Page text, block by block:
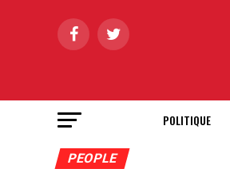
POLITIQUE
PEOPLE